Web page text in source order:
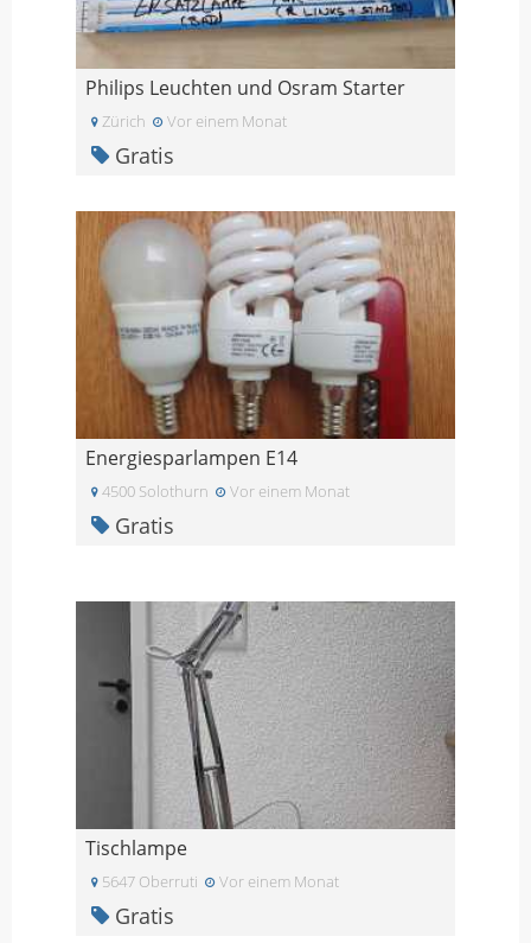
Philips Leuchten und Osram Starter
Zürich Vor einem Monat
Gratis
Energiesparlampen E14
4500 Solothurn Vor einem Monat
Gratis
Tischlampe
5647 Oberruti Vor einem Monat
Gratis